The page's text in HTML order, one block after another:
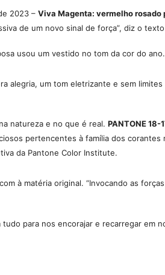
2023 – Viva Magenta: vermelho rosado
de um novo sinal de força”, diz o
usou um vestido no tom da cor do
alegria, um tom eletrizante e sem
natureza e no que é real. PANTONE
pertencentes à família dos
da Pantone Color Institute.
à matéria original. “Invocando as
para nos encorajar e recarregar em